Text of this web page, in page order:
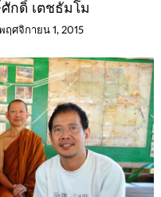
กดิ์ เตชธัมโม
ฤศจิกายน 1, 2015